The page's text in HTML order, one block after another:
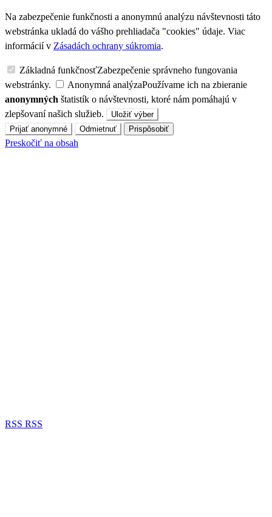
Na zabezpečenie funkčnosti a anonymnú analýzu návštevnosti táto
webstránka ukladá do vášho prehliadača "cookies" údaje. Viac
informácií v Zásadách ochrany súkromia.
Základná funkčnosťZabezpečenie správneho fungovania
webstránky.
Anonymná analýzaPoužívame ich na zbieranie
anonymných štatistík o návštevnosti, ktoré nám pomáhajú v
zlepšovaní našich služieb.
Uložiť výber
Prijať anonymné
Odmietnuť Prispôsobiť
Preskočiť na obsah
RSS RSS